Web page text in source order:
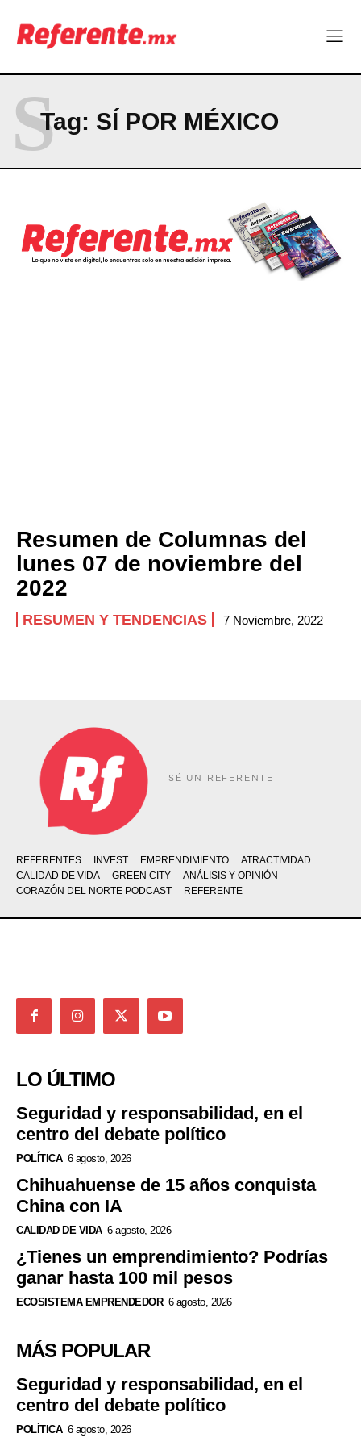
PRIVACY POLICY
Tag: SÍ POR MÉXICO
S
Resumen de Columnas del
lunes 07 de noviembre del
2022
RESUMEN Y TENDENCIAS 7 Noviembre, 2022
SÉ UN REFERENTE
REFERENTES INVEST EMPRENDIMIENTO
ATRACTIVIDAD
CALIDAD DE VIDA
GREEN CITY
ANÁLISIS Y OPINIÓN
CORAZÓN DEL NORTE PODCAST
REFERENTE
LO ÚLTIMO
Seguridad y responsabilidad, en el
centro del debate político
POLÍTICA 6 agosto, 2026
Chihuahuense de 15 años conquista
China con IA
CALIDAD DE VIDA 6 agosto, 2026
¿Tienes un emprendimiento? Podrías
ganar hasta 100 mil pesos
ECOSISTEMA EMPRENDEDOR 6 agosto, 2026
MÁS POPULAR
Seguridad y responsabilidad, en el
centro del debate político
POLÍTICA 6 agosto, 2026